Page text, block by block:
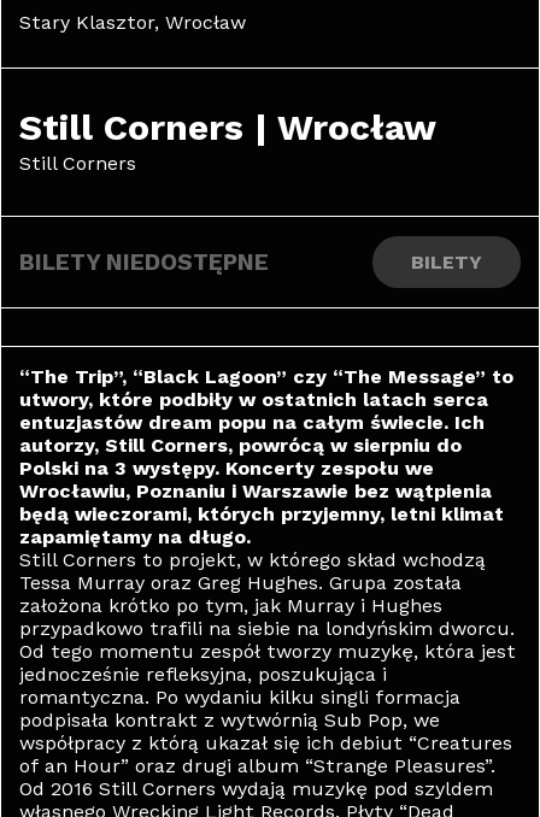
Stary Klasztor, Wrocław
Still Corners | Wrocław
Still Corners
BILETY NIEDOSTĘPNE BILETY
“The Trip”, “Black Lagoon” czy “The Message” to
utwory, które podbiły w ostatnich latach serca
entuzjastów dream popu na całym świecie. Ich
autorzy, Still Corners, powrócą w sierpniu do
Polski na 3 występy. Koncerty zespołu we
Wrocławiu, Poznaniu i Warszawie bez wątpienia
będą wieczorami, których przyjemny, letni klimat
zapamiętamy na długo.
Still Corners to projekt, w którego skład wchodzą
Tessa Murray oraz Greg Hughes. Grupa została
założona krótko po tym, jak Murray i Hughes
przypadkowo trafili na siebie na londyńskim dworcu.
Od tego momentu zespół tworzy muzykę, która jest
jednocześnie refleksyjna, poszukująca i
romantyczna. Po wydaniu kilku singli formacja
podpisała kontrakt z wytwórnią Sub Pop, we
współpracy z którą ukazał się ich debiut “Creatures
of an Hour” oraz drugi album “Strange Pleasures”.
Od 2016 Still Corners wydają muzykę pod szyldem
własnego Wrecking Light Records. Płyty “Dead